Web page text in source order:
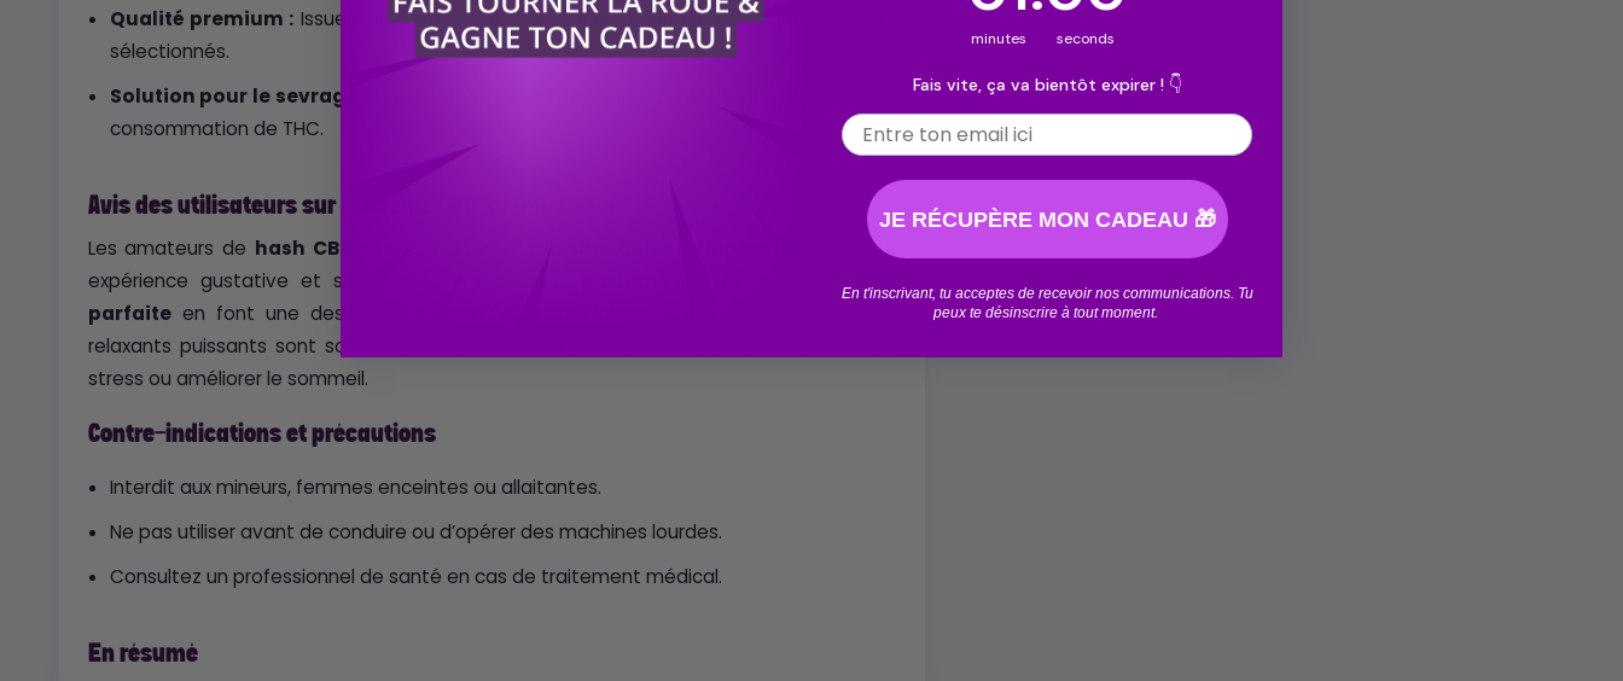
Qualité premium : Issue d’un savoir-faire artisanal et d’ingrédients soigneusement
sélectionnés.
Solution pour le sevrage :
consommation de THC.
Avis des utilisateurs sur la Résine CBD Rif Imperator
Les amateurs de hash CBD
offre une
expérience gustative et sensorielle inégalée. Ses
parfaiteen font une des meilleures résines disponibles sur le marché. Ses effets
relaxants puissants sont souvent cités comme un atout majeur pour lutter contre le
stress ou améliorer le sommeil.
Contre-indications et précautions
Interdit aux mineurs, femmes enceintes ou allaitantes.
Ne pas utiliser avant de conduire ou d’opérer des machines lourdes.
Consultez un professionnel de santé en cas de traitement médical.
En résumé
minutes seconds
Fais vite, ça va bientôt expirer ! 👇
Email
JE RÉCUPÈRE MON CADEAU 🎁
En t'inscrivant, tu acceptes de recevoir nos communications. Tu
peux te désinscrire à tout moment.